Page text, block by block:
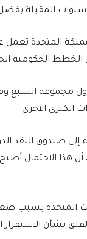
السنوات المقبلة
المتحدة
الحكومية
مجموعة السبع
الكبرى الأخرى.
إلى صندوق النقد
هذا الاحتمال
المتحدة بسبب
بشأن الاستقرار